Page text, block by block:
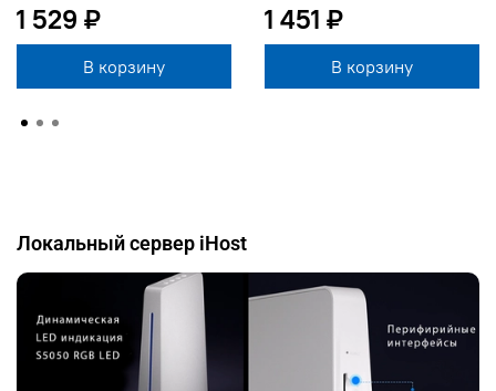
1 529 ₽
В корзину
1 451 ₽
В корзину
Локальный сервер iHost